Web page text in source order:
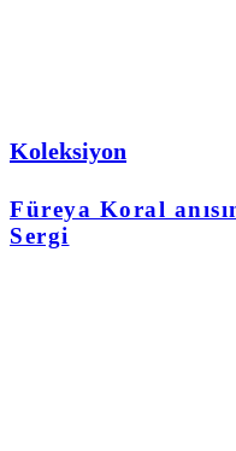
Koleksiyon
Füreya Koral
Sergi